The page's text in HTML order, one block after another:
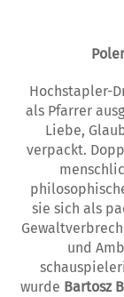
Hochstapler-
als Pfarrer
Liebe,
verpackt.
sie sich als
und
wurde Bartosz